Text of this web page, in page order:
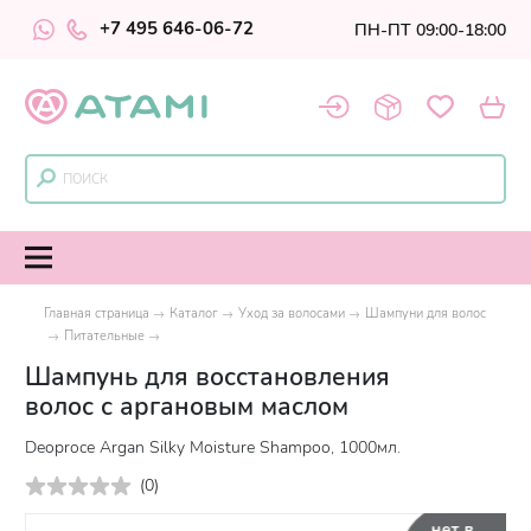
+7 495 646-06-72 ПН-ПТ 09:00-18:00
Главная страница Каталог Уход за волосами
Шампуни для волос
Питательные
Шампунь для восстановления
волос с аргановым маслом
Deoproce Argan Silky Moisture Shampoo, 1000мл.
(0)